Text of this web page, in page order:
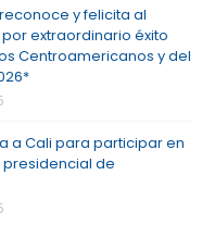
y felicita al
extraordinario éxito
Centroamericanos y del
a Cali para participar en
de